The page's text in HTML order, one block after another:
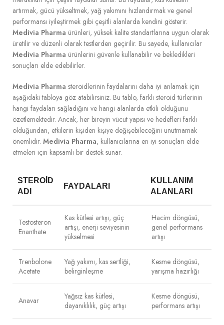
artırmak, gücü yükseltmek, yağ yakımını hızlandırmak ve genel
performansı iyileştirmek gibi çeşitli alanlarda kendini gösterir.
Medivia Pharma ürünleri, yüksek kalite standartlarına uygun olarak
üretilir ve düzenli olarak testlerden geçirilir. Bu sayede, kullanıcılar
Medivia Pharma ürünlerini güvenle kullanabilir ve bekledikleri
sonuçları elde edebilirler.
Medivia Pharma steroidlerinin faydalarını daha iyi anlamak için
aşağıdaki tabloya göz atabilirsiniz. Bu tablo, farklı steroid türlerinin
hangi faydaları sağladığını ve hangi alanlarda etkili olduğunu
özetlemektedir. Ancak, her bireyin vücut yapısı ve hedefleri farklı
olduğundan, etkilerin kişiden kişiye değişebileceğini unutmamak
önemlidir. Medivia Pharma, kullanıcılarına en iyi sonuçları elde
etmeleri için kapsamlı bir destek sunar.
STEROID
ADI
FAYDALARI
KULLANIM
ALANLARI
Testosteron
Enanthate
Kas kütlesi artışı, güç
artışı, enerji seviyesinin
yükselmesi
Hacim döngüsü,
genel performans
artışı
Trenbolone
Acetate
Yağ yakımı, kas sertliği,
belirginleşme
Kesme döngüsü,
yarışma hazırlığı
Anavar
Yağsız kas kütlesi,
dayanıklılık, güç artışı
Kesme döngüsü,
performans artışı